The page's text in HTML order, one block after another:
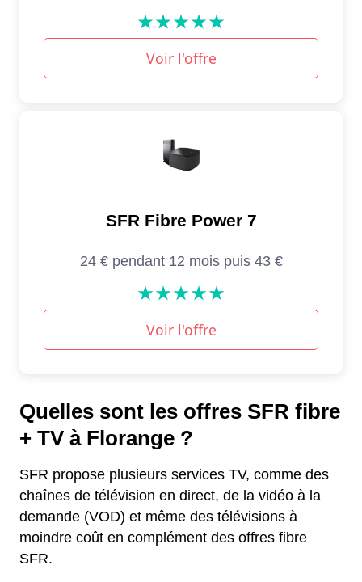
Quelles sont les offres SFR fibre
+ TV à Florange ?
SFR propose plusieurs services TV, comme des
chaînes de télévision en direct, de la vidéo à la
demande (VOD) et même des télévisions à
moindre coût en complément des offres fibre
SFR.